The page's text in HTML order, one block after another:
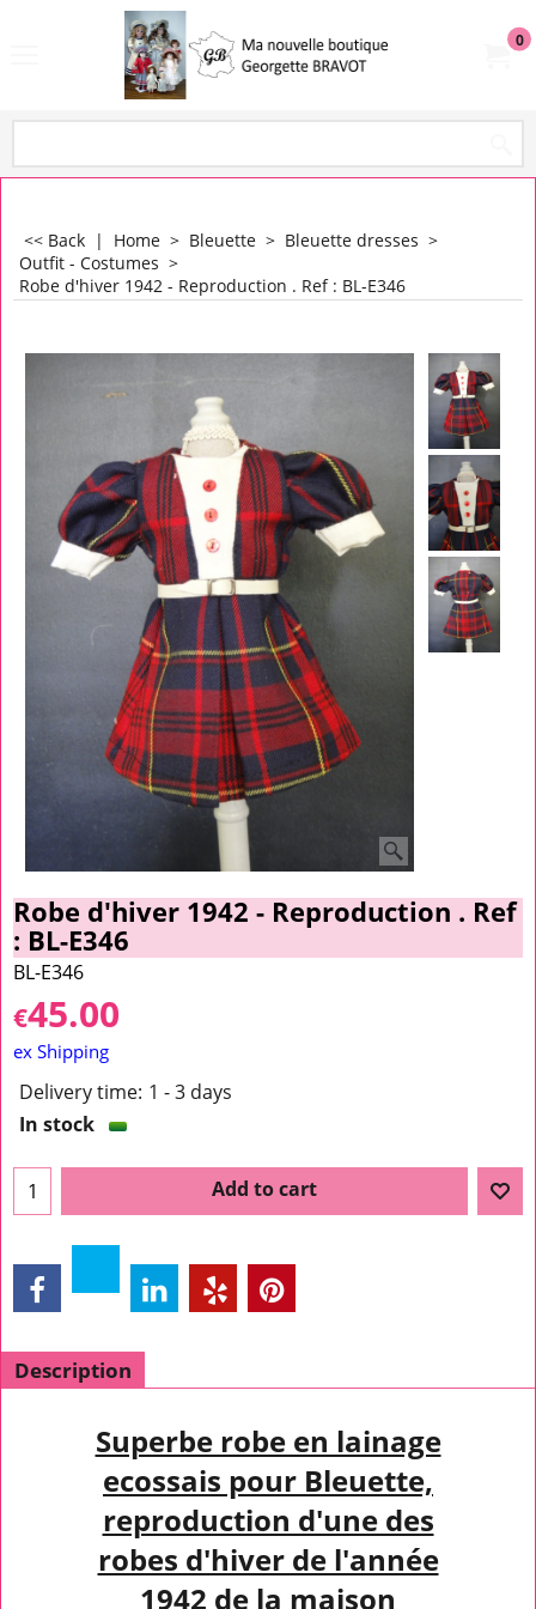
0
<< Back | Home > Bleuette > Bleuette dresses >
Outfit - Costumes >
Robe d'hiver 1942 - Reproduction . Ref : BL-E346
Robe d'hiver 1942 - Reproduction . Ref
: BL-E346
BL-E346
€45.00
ex Shipping
Delivery time: 1 - 3 days
In stock
Add to cart
Description
Superbe robe en lainage
ecossais pour Bleuette,
reproduction d'une des
robes d'hiver de l'année
1942 de la maison